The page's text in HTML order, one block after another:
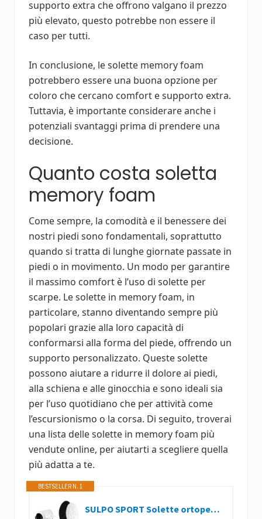
supporto extra che offrono valgano il prezzo
più elevato, questo potrebbe non essere il
caso per tutti.
In conclusione, le solette memory foam
potrebbero essere una buona opzione per
coloro che cercano comfort e supporto extra.
Tuttavia, è importante considerare anche i
potenziali svantaggi prima di prendere una
decisione.
Quanto costa soletta
memory foam
Come sempre, la comodità e il benessere dei
nostri piedi sono fondamentali, soprattutto
quando si tratta di lunghe giornate passate in
piedi o in movimento. Un modo per garantire
il massimo comfort è l’uso di solette per
scarpe. Le solette in memory foam, in
particolare, stanno diventando sempre più
popolari grazie alla loro capacità di
conformarsi alla forma del piede, offrendo un
supporto personalizzato. Queste solette
possono aiutare a ridurre il dolore ai piedi,
alla schiena e alle ginocchia e sono ideali sia
per l’uso quotidiano che per attività come
l’escursionismo o la corsa. Di seguito, troverai
una lista delle solette in memory foam più
vendute online, per aiutarti a scegliere quella
più adatta a te.
BESTSELLER N. 1
SULPO SPORT Solette ortopediche - Solette scarpe antinfortunistiche, lavoro, sportive e casual - Plantare ortopedico traspirante, luce e ammortizzante - Solette in memory foam - 41,5-42 / L - Nero